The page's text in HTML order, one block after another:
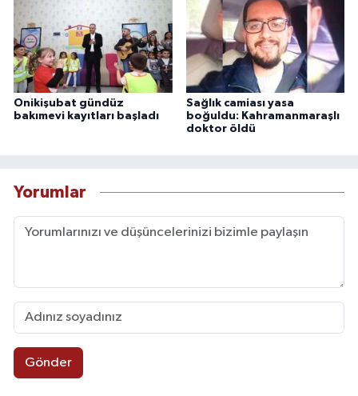
Onikişubat gündüz
bakımevi kayıtları başladı
Sağlık camiası yasa
boğuldu: Kahramanmaraşlı
doktor öldü
Yorumlar
Gönder